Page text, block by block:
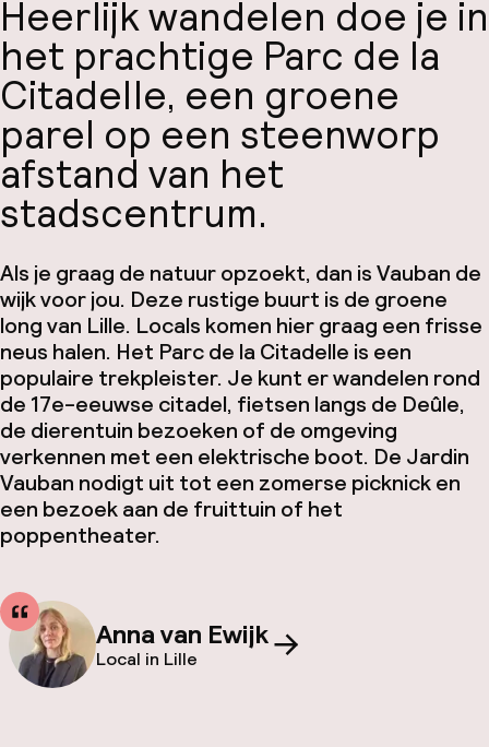
Heerlijk wandelen doe je in
het prachtige Parc de la
Citadelle, een groene
parel op een steenworp
afstand van het
stadscentrum.
Als je graag de natuur opzoekt, dan is Vauban de
wijk voor jou. Deze rustige buurt is de groene
long van Lille. Locals komen hier graag een frisse
neus halen. Het Parc de la Citadelle is een
populaire trekpleister. Je kunt er wandelen rond
de 17e-eeuwse citadel, fietsen langs de Deûle,
de dierentuin bezoeken of de omgeving
verkennen met een elektrische boot. De Jardin
Vauban nodigt uit tot een zomerse picknick en
een bezoek aan de fruittuin of het
poppentheater.
Anna van Ewijk
Local in Lille